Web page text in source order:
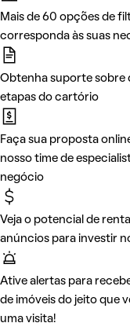
Mais de 60 opções de
corresponda às suas
Obtenha suporte sobre
etapas do cartório
Faça sua proposta
nosso time de
negócio
Veja o potencial de
anúncios para investir
Ative alertas para
de imóveis do jeito que
uma visita!